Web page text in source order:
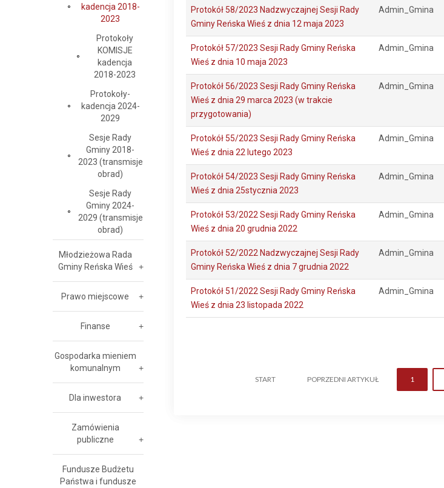
Protokół 58/2023 Nadzwyczajnej Sesji Rady
Gminy Reńska Wieś z dnia 12 maja 2023
Admin_Gmina
Protokół 57/2023 Sesji Rady Gminy Reńska
Wieś z dnia 10 maja 2023
Admin_Gmina
Protokół 56/2023 Sesji Rady Gminy Reńska
Wieś z dnia 29 marca 2023 (w trakcie
przygotowania)
Admin_Gmina
Protokół 55/2023 Sesji Rady Gminy Reńska
Wieś z dnia 22 lutego 2023
Admin_Gmina
Protokół 54/2023 Sesji Rady Gminy Reńska
Wieś z dnia 25stycznia 2023
Admin_Gmina
Protokół 53/2022 Sesji Rady Gminy Reńska
Wieś z dnia 20 grudnia 2022
Admin_Gmina
Protokół 52/2022 Nadzwyczajnej Sesji Rady
Gminy Reńska Wieś z dnia 7 grudnia 2022
Admin_Gmina
Protokół 51/2022 Sesji Rady Gminy Reńska
Wieś z dnia 23 listopada 2022
Admin_Gmina
START POPRZEDNI ARTYKUŁ 1
kadencja 2018-
2023
Protokoły
KOMISJE
kadencja
2018-2023
Protokoły-
kadencja 2024-
2029
Sesje Rady
Gminy 2018-
2023 (transmisje
obrad)
Sesje Rady
Gminy 2024-
2029 (transmisje
obrad)
Młodzieżowa Rada
Gminy Reńska Wieś
Prawo miejscowe
Finanse
Gospodarka mieniem
komunalnym
Dla inwestora
Zamówienia
publiczne
Fundusze Budżetu
Państwa i fundusze